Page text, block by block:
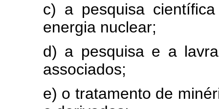
c) a pesquisa
energia nuclear;
d) a pesquisa e a
associados;
e) o tratamento de